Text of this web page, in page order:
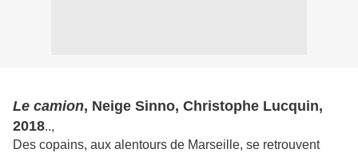
Le camion, Neige Sinno, Christophe Lucquin,
2018..,
Des copains, aux alentours de Marseille, se retrouvent